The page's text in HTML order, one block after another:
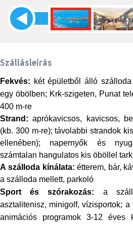
Szállásleírás
Fekvés: két épületből álló
egy öbölben; Krk-szigeten, Punat
400 m-re
Strand: aprókavicsos, kavicsos,
(kb. 300 m-re); távolabbi strandok
ellenében);
napernyők és
számtalan hangulatos kis öböllel
A szálloda kínálata:étterem, bár,
a szálloda mellett, parkoló
Sport és szórakozás: a
asztalitenisz, minigolf, vízisportok;
animációs programok 3-12 éves